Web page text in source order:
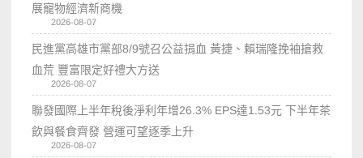
展寵物經濟新商機
2026-08-07
民進黨高雄市黨部8/9號召公益捐血 黃捷、賴瑞隆挽袖搶救
血荒 豐富限定好禮大方送
2026-08-07
聯發國際上半年稅後淨利年增26.3% EPS達1.53元 下半年茶
飲與餐食齊發 營運可望逐季上升
2026-08-07